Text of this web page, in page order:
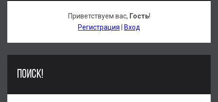
Приветствуем вас, Гость!
Регистрация
Вход
ПОИСК!